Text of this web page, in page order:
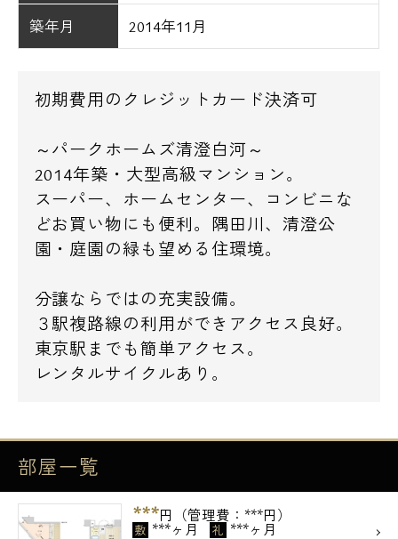
築年月 2014年11月
初期費用のクレジットカード決済可
～パークホームズ清澄白河～
2014年築・大型高級マンション。
スーパー、ホームセンター、コンビニな
どお買い物にも便利。隅田川、清澄公
園・庭園の緑も望める住環境。
分譲ならではの充実設備。
３駅複路線の利用ができアクセス良好。
東京駅までも簡単アクセス。
レンタルサイクルあり。
部屋一覧
***円（管理費：***円）
敷 ***ヶ月 礼 ***ヶ月